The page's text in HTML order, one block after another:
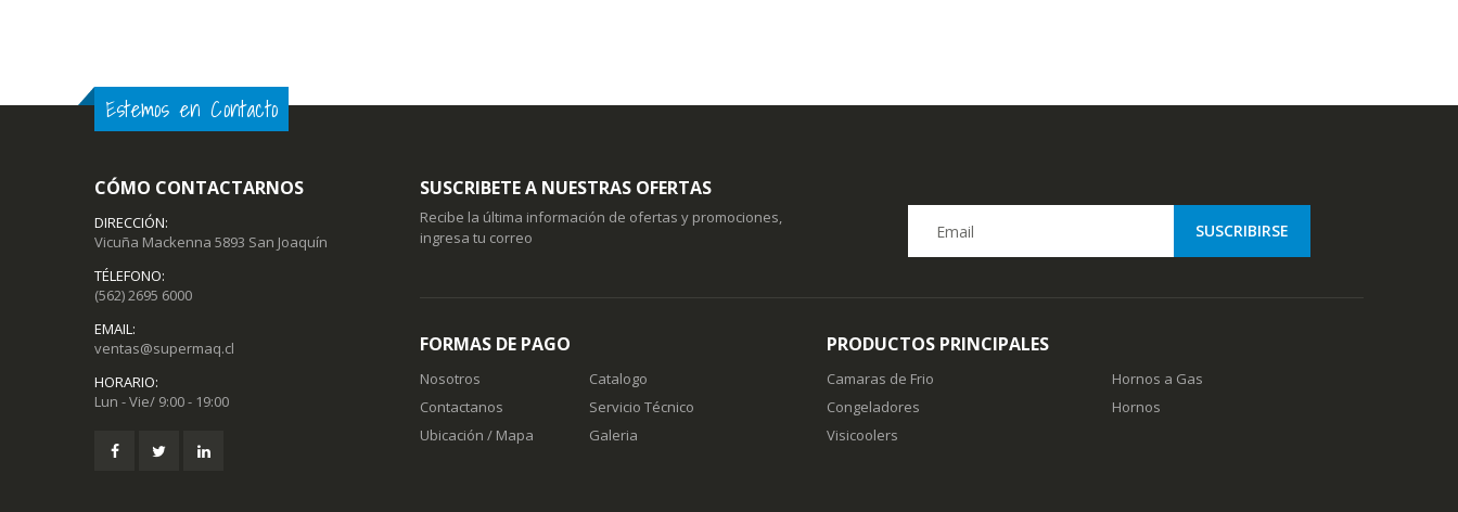
Estemos en Contacto
CÓMO CONTACTARNOS
DIRECCIÓN:
Vicuña Mackenna 5893 San Joaquín
TÉLEFONO:
(562) 2695 6000
EMAIL:
ventas@supermaq.cl
HORARIO:
Lun - Vie/ 9:00 - 19:00
SUSCRIBETE A NUESTRAS OFERTAS
Recibe la última información de ofertas y promociones,
ingresa tu correo
FORMAS DE PAGO
Nosotros
Contactanos
Ubicación / Mapa
Catalogo
Servicio Técnico
Galeria
PRODUCTOS PRINCIPALES
Camaras de Frio
Congeladores
Visicoolers
Hornos a Gas
Hornos